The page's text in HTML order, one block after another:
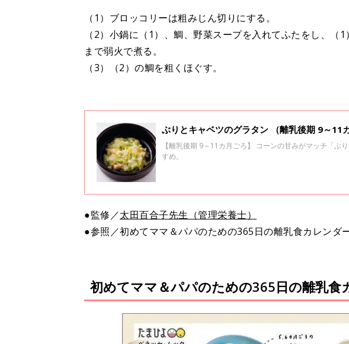
（1）ブロッコリーは粗みじん切りにする。
（2）小鍋に（1）、鯛、野菜スープを入れてふたをし、（
まで弱火で煮る。
（3）（2）の鯛を粗くほぐす。
ぶりとキャベツのグラタン （離乳後期 9～11
【離乳後期 9～11カ月ごろ】 コーンの甘みがマッチ「ぶ
すめ。
●監修／太田百合子先生（管理栄養士）
●参照／初めてママ＆パパのための365日の離乳食カレンダ
初めてママ＆パパのための365日の離乳食